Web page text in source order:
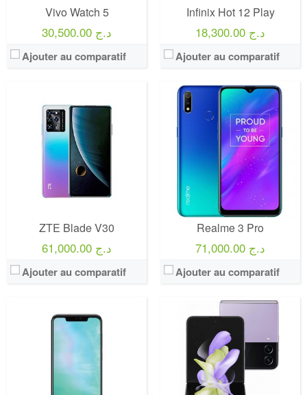
Vivo Watch 5
30,500.00 د.ج
Ajouter au comparatif
Infinix Hot 12 Play
18,300.00 د.ج
Ajouter au comparatif
ZTE Blade V30
61,000.00 د.ج
Ajouter au comparatif
Realme 3 Pro
71,000.00 د.ج
Ajouter au comparatif